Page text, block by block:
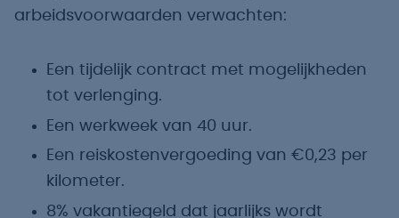
arbeidsvoorwaarden verwachten:
Een tijdelijk contract met mogelijkheden
tot verlenging.
Een werkweek van 40 uur.
Een reiskostenvergoeding van €0,23 per
kilometer.
8% vakantiegeld dat jaarlijks wordt